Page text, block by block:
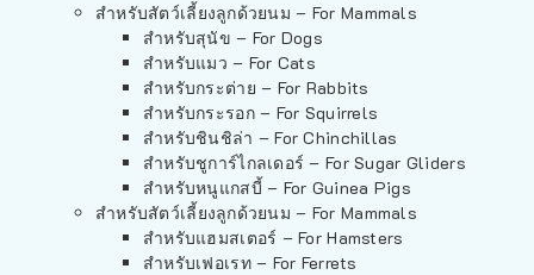
สำหรับสัตว์เลี้ยงลูกด้วยนม – For Mammals
สำหรับสุนัข – For Dogs
สำหรับแมว – For Cats
สำหรับกระต่าย – For Rabbits
สำหรับกระรอก – For Squirrels
สำหรับชินชิล่า – For Chinchillas
สำหรับชูการ์ไกลเดอร์ – For Sugar Gliders
สำหรับหนูแกสบี้ – For Guinea Pigs
สำหรับสัตว์เลี้ยงลูกด้วยนม – For Mammals
สำหรับแฮมสเตอร์ – For Hamsters
สำหรับเฟอเรท – For Ferrets